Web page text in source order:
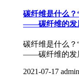
碳纤维是什么？
——碳纤维的发
碳纤维是什么？
——碳纤维的发
2021-07-17 admin